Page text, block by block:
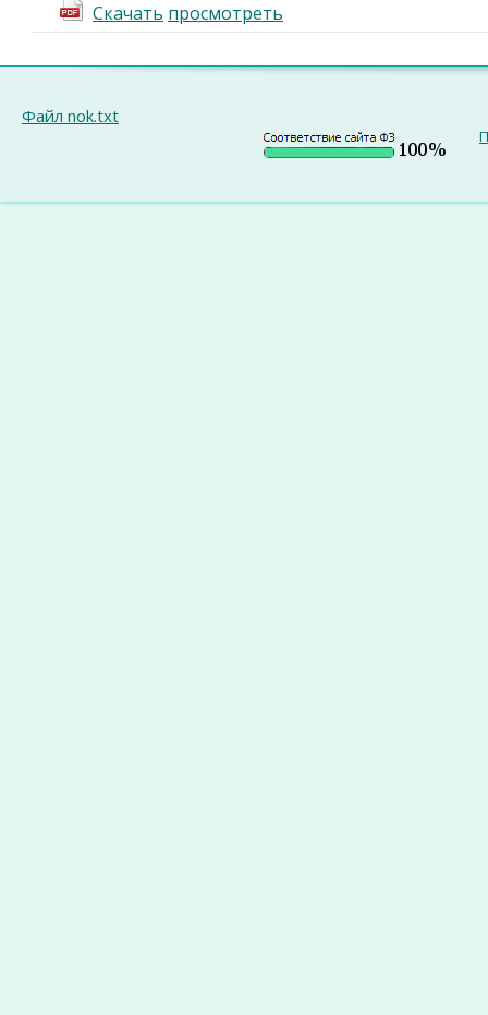
Cкачать просмотреть
Файл nok.txt